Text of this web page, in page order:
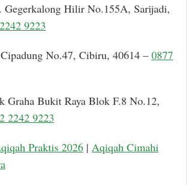
Gegerkalong Hilir No.155A, Sarijadi,
9223
No.47, Cibiru, 40614 – 0877
Graha Bukit Raya Blok F.8 No.12,
2242 9223
Praktis 2026 | Aqiqah Cimahi